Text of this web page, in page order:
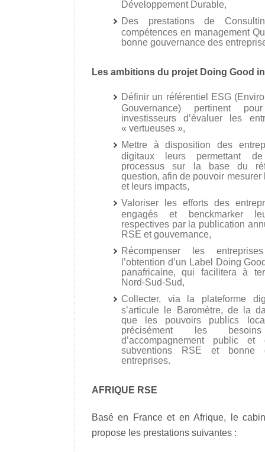
Développement Durable,
Des prestations de
compétences en management
bonne gouvernance des
Les ambitions du projet Doing Good
Définir un référentiel ESG
Gouvernance) pertinent
investisseurs d’évaluer les
« vertueuses »,
Mettre à disposition des
digitaux leurs permettant
processus sur la base du
question, afin de pouvoir mesurer
et leurs impacts,
Valoriser les efforts des
engagés et benckmarker
respectives par la publication
RSE et gouvernance,
Récompenser les
l’obtention d’un Label Doing
panafricaine, qui facilitera à
Nord-Sud-Sud,
Collecter, via la plateforme
s’articule le Baromètre, de la
que les pouvoirs publics
précisément les
d’accompagnement public
subventions RSE et bonne
entreprises.
AFRIQUE RSE
Basé en France et en Afrique, le
propose les prestations suivantes :